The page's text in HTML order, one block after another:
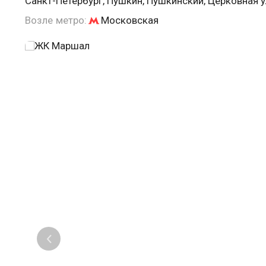
Возле метро:
Московская